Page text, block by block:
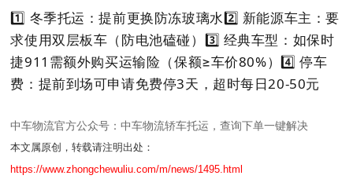
1️⃣ 冬季托运 ：提前更换防冻玻璃水2️⃣ 新能源车主 ：要
求使用双层板车（防电池磕碰） 3️⃣ 经典车型 ：如保时
捷911需额外购买运输险（保额≥车价80%）4️⃣停车
费 ：提前到场可申请免费停3天，超时每日20-50元
中车物流官方公众号：中车物流轿车托运，查询下单一键解决
本文属原创，转载请注明出处：
https://www.zhongchewuliu.com/m/news/1495.html